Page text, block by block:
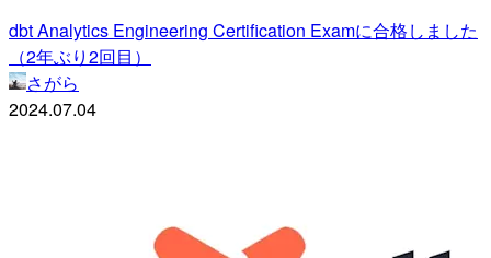
dbt Analytics Engineering Certification Examに合格しました
（2年ぶり2回目）
さがら
2024.07.04